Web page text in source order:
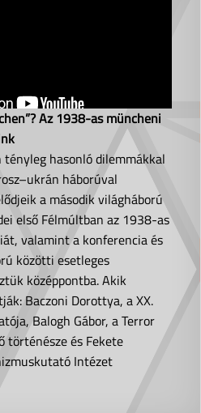
Az 1938-as müncheni
tényleg hasonló dilemmákkal
háborúval
a második világháború
első Félmúltban az 1938-as
valamint a konferencia és
közötti esetleges
középpontba. Akik
Baczoni Dorottya, a XX.
Balogh Gábor, a Terror
történésze és Fekete
Intézet